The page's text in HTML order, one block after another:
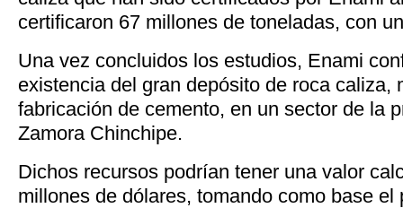
certificaron 67 millones de toneladas, con
Una vez concluidos los estudios, Enami
existencia del gran depósito de roca caliza,
fabricación de cemento, en un sector de la
Zamora Chinchipe.
Dichos recursos podrían tener una valor
millones de dólares, tomando como base el